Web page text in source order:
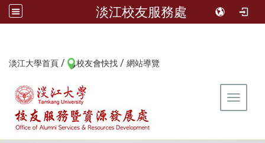
淡江校友服務處
淡江大學首頁 / 校友會快找 / 網站導覽
Toggle